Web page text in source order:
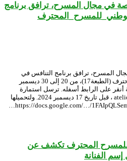
في مجال المسرح، ترافق برنامج
المسرح، ترافق برنامج التنافس في
#_المهرجان_الوطني_للمسرح_المحترف (الطبعة17)، من 20 إلى 30 ديسمبر
أنقر على الرابط أسفله. ترسل استمارة
المشاركة على: ateliersfntp@gmail.com ، قبل تاريخ 17 ديسمبر 2024. ولتحميلها
على الرابط: https://docs.google.com/…/1FAIpQLSemEuaNys4…/viewform…
للمسرح المحترف تكشف عن